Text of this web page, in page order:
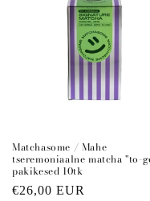
Matchasome / Mahe
tseremoniaalne matcha "to-
pakikesed 10tk
Regular
€26,00 EUR